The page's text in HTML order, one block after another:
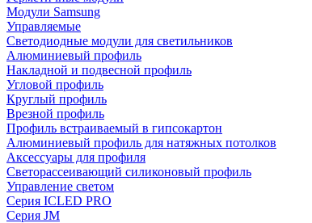
Модули Samsung
Управляемые
Светодиодные модули для светильников
Алюминиевый профиль
Накладной и подвесной профиль
Угловой профиль
Круглый профиль
Врезной профиль
Профиль встраиваемый в гипсокартон
Алюминиевый профиль для натяжных потолков
Аксессуары для профиля
Светорассеивающий силиконовый профиль
Управление светом
Серия ICLED PRO
Серия JM